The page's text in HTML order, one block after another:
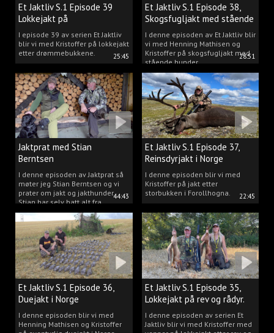
25:45
Et Jaktliv S.1 Episode 39
Lokkejakt på
drømmebukkene
I episode 39 av serien Et Jaktliv
blir vi med Kristoffer på lokkejakt
etter drømmebukkene.
28:51
Et Jaktliv S.1 Episode 38,
Skogsfugljakt med stående
hunder.
I denne episoden av Et Jaktliv blir
vi med Henning Mathisen og
Kristoffer på skogsfugljakt med
stående hunder.
44:43
Jaktprat med Stian
Berntsen
I denne episoden av Jaktprat så
møter jeg Stian Berntsen og vi
prater om jakt og jakthunder.
Stian har selv hatt alt fra
støvere, til elghunder,
rådyrhunder, spetser, apportører
og stående fuglehunder.
22:45
Et Jaktliv S.1 Episode 37,
Reinsdyrjakt i Norge
I denne episoden blir vi med
Kristoffer på jakt etter
storbukken i Forollhogna.
Et Jaktliv S.1 Episode 36,
Duejakt i Norge
I denne episoden blir vi med
Henning Mathisen og Kristoffer
Et Jaktliv S.1 Episode 35,
Lokkejakt på rev og rådyr.
I denne episoden av serien Et
Jaktliv blir vi med Kristoffer med